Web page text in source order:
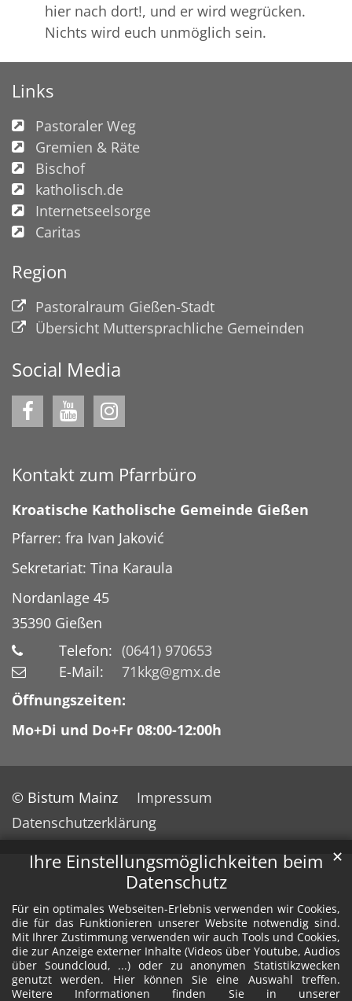
Ihre Einstellungsmöglichkeiten beim
Datenschutz
Für ein optimales Webseiten-Erlebnis verwenden wir Cookies,
die für das Funktionieren unserer Website notwendig sind.
Mit Ihrer Zustimmung verwenden wir auch Tools und Cookies,
die zur Anzeige externer Inhalte (Videos über Youtube, Audios
über Soundcloud, ...) oder zu anonymen Statistikzwecken
genutzt werden. Hier können Sie eine Auswahl treffen.
Weitere Informationen finden Sie in unserer
✕
hier nach dort!, und er wird wegrücken.
Nichts wird euch unmöglich sein.
Links
Pastoraler Weg
Gremien & Räte
Bischof
katholisch.de
Internetseelsorge
Caritas
Region
Pastoralraum Gießen-Stadt
Übersicht Muttersprachliche Gemeinden
Social Media
Kontakt zum Pfarrbüro
Kroatische Katholische Gemeinde Gießen
Pfarrer: fra Ivan Jaković
Sekretariat: Tina Karaula
Nordanlage 45
35390 Gießen
Telefon: (0641) 970653
E-Mail:
71kkg@gmx.de
Öffnungszeiten:
Mo+Di und Do+Fr 08:00-12:00h
© Bistum Mainz
Impressum
Datenschutzerklärung